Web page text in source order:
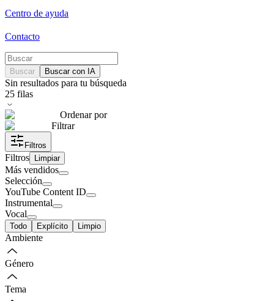
Centro de ayuda
Contacto
Buscar Buscar con IA
Sin resultados para tu búsqueda
25 filas
Ordenar por
Filtrar
Filtros
Filtros Limpiar
Más vendidos
Selección
YouTube Content ID
Instrumental
Vocal
Todo Explícito Limpio
Ambiente
Género
Tema